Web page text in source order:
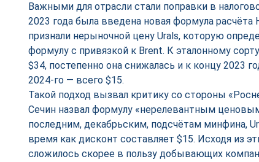
Важными для отрасли стали поправки в
2023 года была введена новая формула
признали нерыночной цену Urals, которую
формулу с привязкой к Brent. К эталонному
$34, постепенно она снижалась и к концу 2023
2024-го — всего $15.
Такой подход вызвал критику со стороны
Сечин назвал формулу «нерелевантным
последним, декабрьским, подсчётам минфина,
время как дисконт составляет $15. Исходя из
сложилось скорее в пользу добывающих